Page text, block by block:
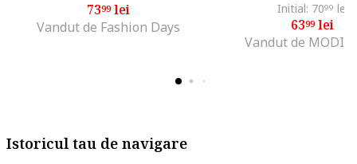
7399lei
Vandut de Fashion Days
Initial: 7099 lei
6399lei
Vandut de
Istoricul tau de navigare